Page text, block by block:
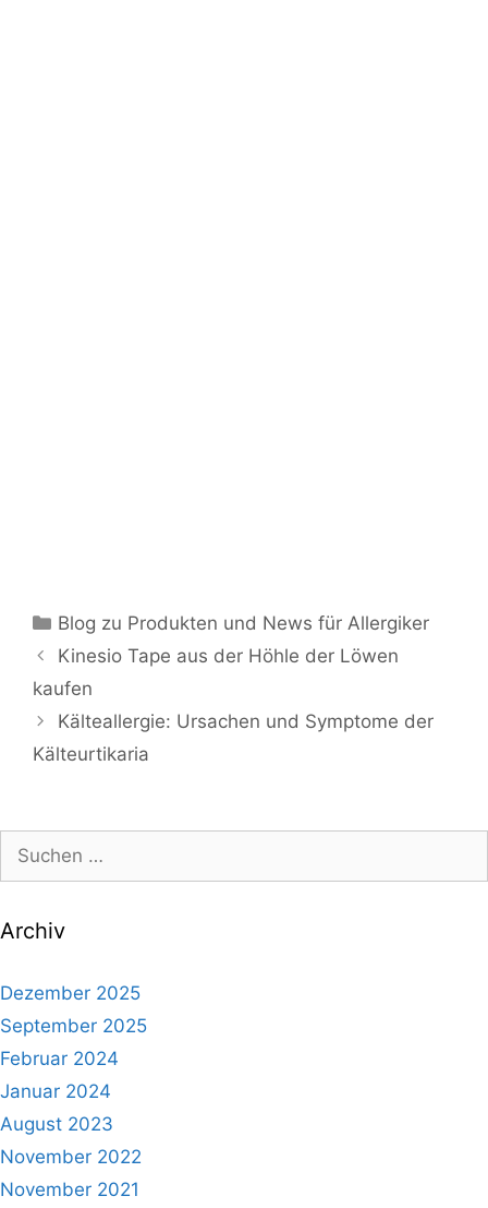
Kategorien
Blog zu Produkten und News für Allergiker
Kinesio Tape aus der Höhle der Löwen
kaufen
Kälteallergie: Ursachen und Symptome der
Kälteurtikaria
nach:
Archiv
Dezember 2025
September 2025
Februar 2024
Januar 2024
August 2023
November 2022
November 2021